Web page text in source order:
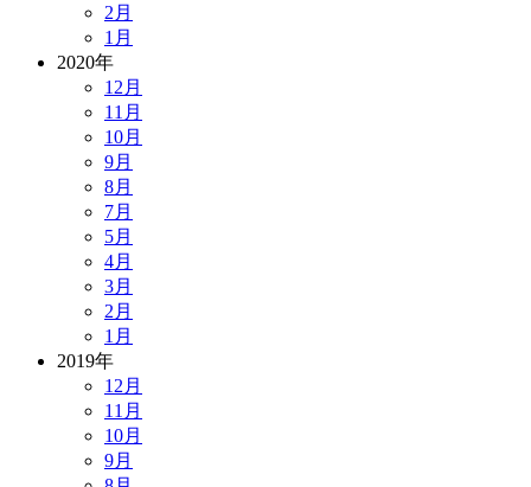
2月
1月
2020年
12月
11月
10月
9月
8月
7月
5月
4月
3月
2月
1月
2019年
12月
11月
10月
9月